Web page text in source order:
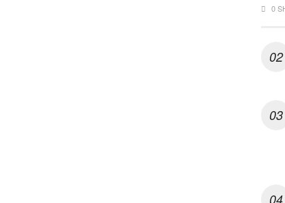
0